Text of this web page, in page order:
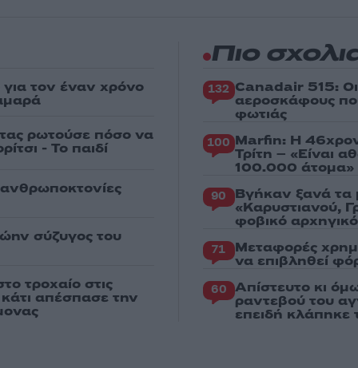
τον έναν χρόνο
ρωτούσε πόσο να
- Το παιδί
σύζυγος του
τροχαίο στις
απέσπασε την
Πιο
132 Canadair 515:
αεροσκάφους
φωτιάς
100 Marfin: Η
Τρίτη – «Είναι
100.000 άτομα»
90 Βγήκαν ξανά τα
«Καρυστιανού,
φοβικό
71 Μεταφορές
να επιβληθεί
60 Απίστευτο κι
ραντεβού του
επειδή κλάπηκε